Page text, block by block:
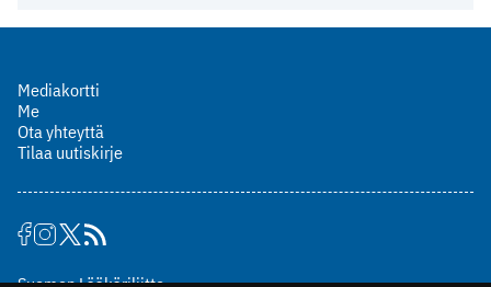
Mediakortti
Me
Ota yhteyttä
Tilaa uutiskirje